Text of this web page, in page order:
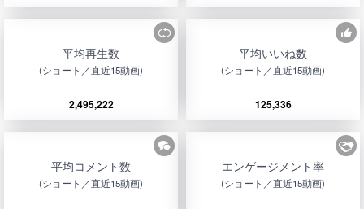
平均再生数
(ショート／直近15動画)
2,495,222
平均いいね数
(ショート／直近15動画)
125,336
平均コメント数
(ショート／直近15動画)
エンゲージメント率
(ショート／直近15動画)